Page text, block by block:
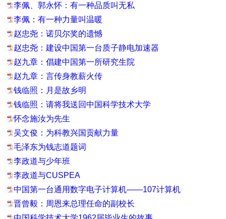
李佩、郭永怀：有一种品质叫无私
李佩：有一种力量叫温暖
赵忠尧：诺贝尔奖的遗憾
赵忠尧：建设中国第一台质子静电加速器
赵九章：倡建中国第一所研究生院
赵九章：言传身教薪火传
钱临照：月是故乡明
钱临照：请将我送回中国科学技术大学
怀念施汝为先生
吴文俊：为科教兴国贡献力量
毛泽东为钱志道题词
李政道与少年班
李政道与CUSPEA
中国第一台通用数字电子计算机——107计算机
晋曾毅：周恩来总理任命的副校长